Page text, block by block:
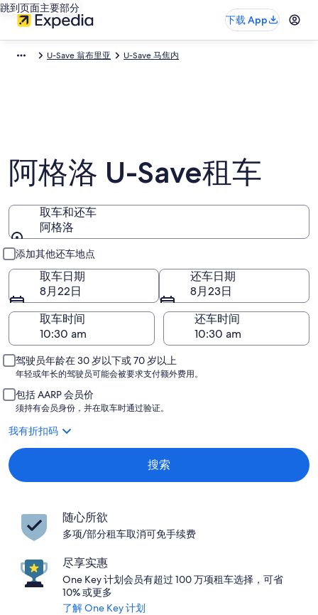
跳到页面主要部分
下载 App
U-Save 翁布里亚 U-Save 马焦内
阿格洛 U-Save租车
取车和还车
阿格洛
取车和还车
添加其他还车地点
取车日期
8月22日
还车日期
8月23日
取车时间
还车时间
驾驶员年龄在 30 岁以下或 70 岁以上
年轻或年长的驾驶员可能会被要求支付额外费用。
包括 AARP 会员价
须持有会员身份，并在取车时通过验证。
我有折扣码
搜索
随心所欲
多项/部分租车取消可免手续费
尽享实惠
One Key 计划会员有超过 100 万项租车选择，可省
10% 或更多
了解 One Key 计划